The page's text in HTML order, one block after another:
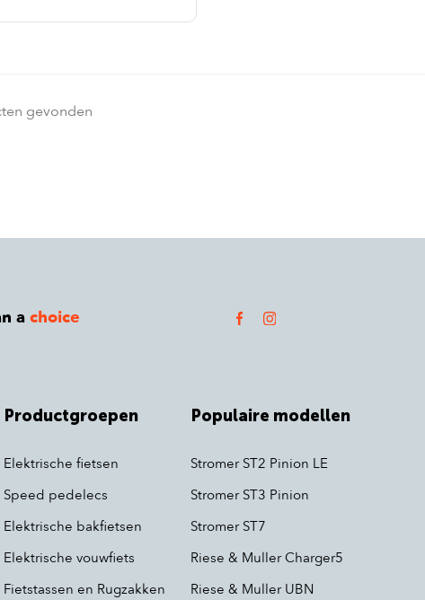
gevonden
achoice
Productgroepen
Elektrische fietsen
Speed pedelecs
Elektrische bakfietsen
Elektrische vouwfiets
Fietstassen en Rugzakken
Populaire modellen
Stromer ST2 Pinion LE
Stromer ST3 Pinion
Stromer ST7
Riese & Muller Charger5
Riese & Muller UBN